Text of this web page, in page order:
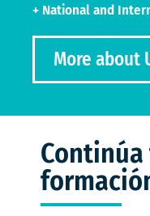
+ National and
More about